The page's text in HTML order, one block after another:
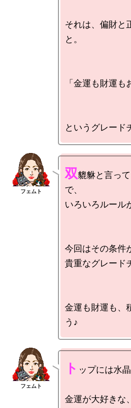
それは、偏財と
と。
「金運も財運も
双貔貅と言っ
で、
いろいろルール
今回はその条件
貴重なグレード
金運も財運も、
ト ップには水晶
金運が大好きな